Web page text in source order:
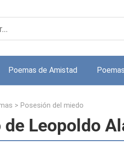
Poemas de Amistad
> Posesión del miedo
Leopoldo